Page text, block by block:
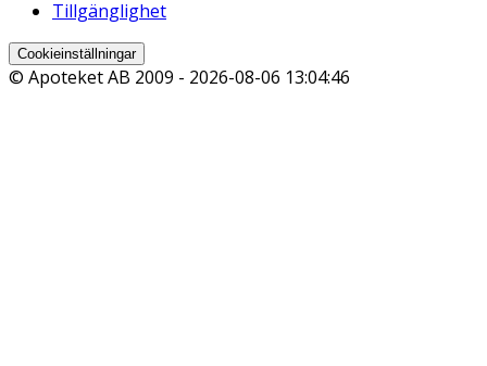
Tillgänglighet
Cookieinställningar
© Apoteket AB 2009 - 2026-08-06 13:04:46